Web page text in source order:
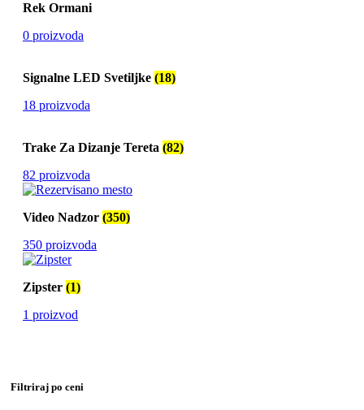
Rek Ormani
0 proizvoda
Signalne LED Svetiljke (18)
18 proizvoda
Trake Za Dizanje Tereta (82)
82 proizvoda
Video Nadzor (350)
350 proizvoda
Zipster (1)
1 proizvod
Filtriraj po ceni